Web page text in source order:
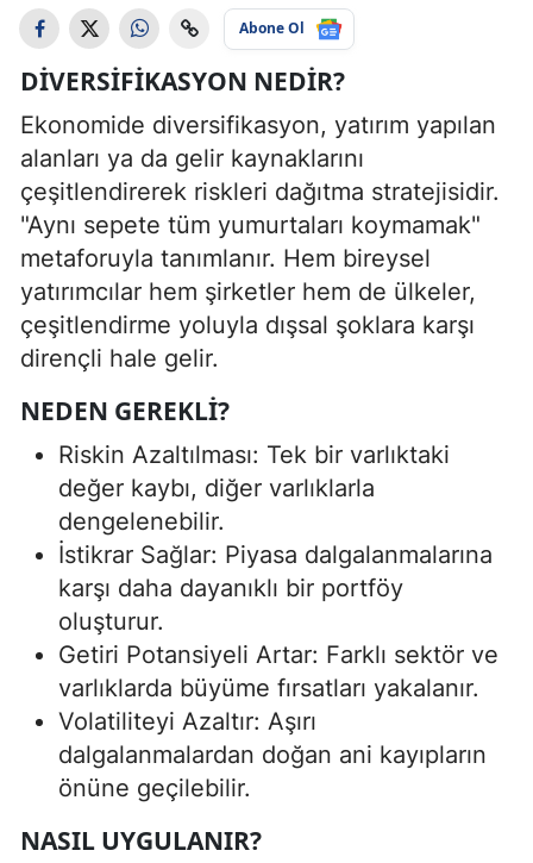
Abone Ol
DIVERSIFIKASYON NEDIR?
Ekonomide diversifikasyon, yatırım yapılan
alanları ya da gelir kaynaklarını
çeşitlendirerek riskleri dağıtma stratejisidir.
"Aynı sepete tüm yumurtaları koymamak"
metaforuyla tanımlanır. Hem bireysel
yatırımcılar hem şirketler hem de ülkeler,
çeşitlendirme yoluyla dışsal şoklara karşı
dirençli hale gelir.
NEDEN GEREKLI?
Riskin Azaltılması: Tek bir varlıktaki
değer kaybı, diğer varlıklarla
dengelenebilir.
İstikrar Sağlar: Piyasa dalgalanmalarına
karşı daha dayanıklı bir portföy
oluşturur.
Getiri Potansiyeli Artar: Farklı sektör ve
varlıklarda büyüme fırsatları yakalanır.
Volatiliteyi Azaltır: Aşırı
dalgalanmalardan doğan ani kayıpların
önüne geçilebilir.
NASIL UYGULANIR?